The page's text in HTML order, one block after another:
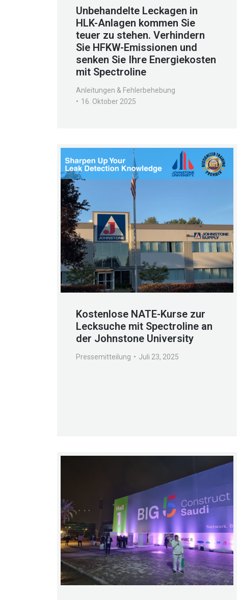
Unbehandelte Leckagen in
HLK-Anlagen kommen Sie
teuer zu stehen. Verhindern
Sie HFKW-Emissionen und
senken Sie Ihre Energiekosten
mit Spectroline
Anleitungen & Fehlerbehebung
16. Oktober 2025
Kostenlose NATE-Kurse zur
Lecksuche mit Spectroline an
der Johnstone University
Pressemitteilung Juli 23, 2025